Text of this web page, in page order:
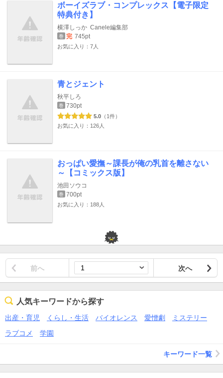
ボーイズラブ・コンプレックス【電子限定
特典付き】
横澤しっか Canele編集部
巻 完 745pt
お気に入り：7人
青とジェント
秋平しろ
巻 730pt
5.0 （1件）
お気に入り：126人
おっぱい愛撫～課長が俺の乳首を離さない
～【コミックス版】
池田ソウコ
巻 700pt
お気に入り：188人
前へ 次へ
人気キーワードから探す
出産・育児 くらし・生活 バイオレンス 愛憎劇
ミステリー
ラブコメ
学園
キーワード一覧